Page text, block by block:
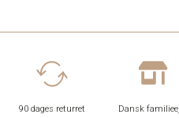
90 dages returret Dansk